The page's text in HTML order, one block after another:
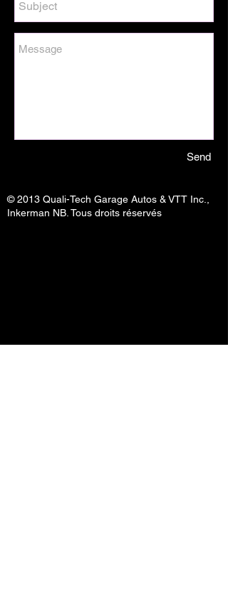
Send
© 2013 Quali-Tech Garage Autos & VTT Inc.,
Inkerman NB. Tous droits réservés